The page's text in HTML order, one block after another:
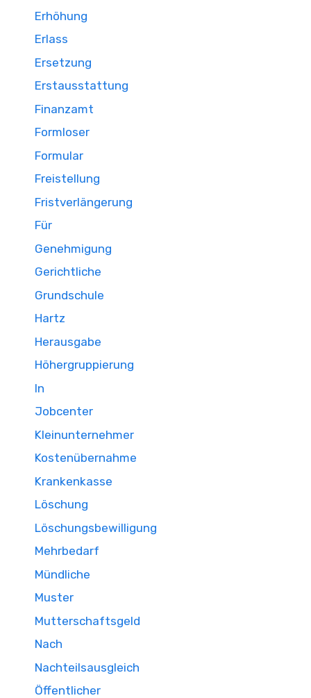
Erhöhung
Erlass
Ersetzung
Erstausstattung
Finanzamt
Formloser
Formular
Freistellung
Fristverlängerung
Für
Genehmigung
Gerichtliche
Grundschule
Hartz
Herausgabe
Höhergruppierung
In
Jobcenter
Kleinunternehmer
Kostenübernahme
Krankenkasse
Löschung
Löschungsbewilligung
Mehrbedarf
Mündliche
Muster
Mutterschaftsgeld
Nach
Nachteilsausgleich
Öffentlicher